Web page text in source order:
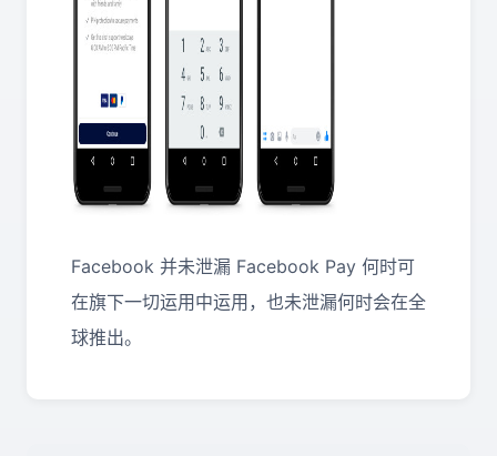
Facebook 并未泄漏 Facebook Pay 何时可
在旗下一切运用中运用，也未泄漏何时会在全
球推出。